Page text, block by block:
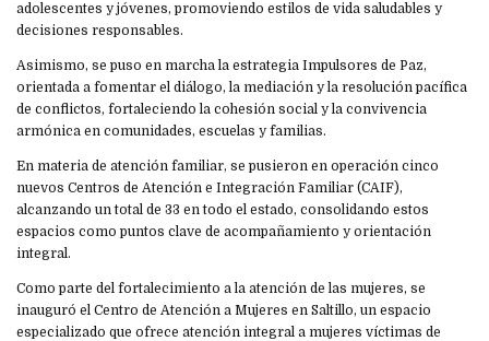
adolescentes y jóvenes, promoviendo estilos de vida saludables y
decisiones responsables.
Asimismo, se puso en marcha la estrategia Impulsores de Paz,
orientada a fomentar el diálogo, la mediación y la resolución pacífica
de conflictos, fortaleciendo la cohesión social y la convivencia
armónica en comunidades, escuelas y familias.
En materia de atención familiar, se pusieron en operación cinco
nuevos Centros de Atención e Integración Familiar (CAIF),
alcanzando un total de 33 en todo el estado, consolidando estos
espacios como puntos clave de acompañamiento y orientación
integral.
Como parte del fortalecimiento a la atención de las mujeres, se
inauguró el Centro de Atención a Mujeres en Saltillo, un espacio
especializado que ofrece atención integral a mujeres víctimas de